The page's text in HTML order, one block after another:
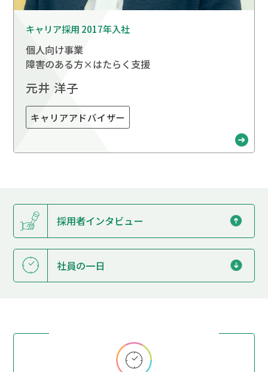
キャリア採用 2017年入社
個人向け事業
障害のある方×はたらく支援
元井 洋子
キャリアアドバイザー
採用者インタビュー
社員の一日